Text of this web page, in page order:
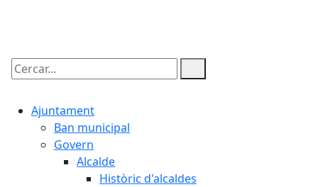
Cercar:
Ajuntament
Ban municipal
Govern
Alcalde
Històric d'alcaldes